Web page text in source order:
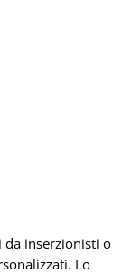
da inserzionisti o
Lo